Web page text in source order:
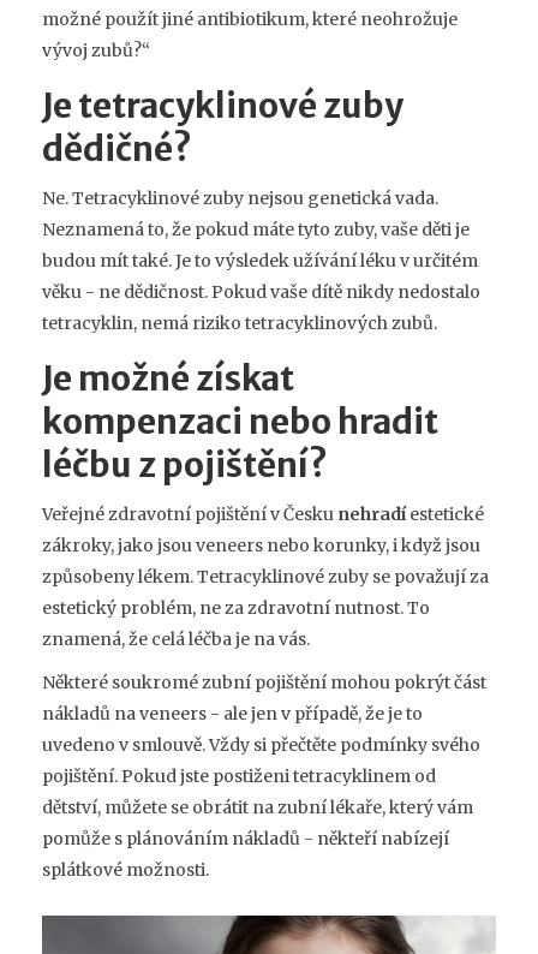
možné použít jiné antibiotikum, které neohrožuje
vývoj zubů?“
Je tetracyklinové zuby
dědičné?
Ne. Tetracyklinové zuby nejsou genetická vada.
Neznamená to, že pokud máte tyto zuby, vaše děti je
budou mít také. Je to výsledek užívání léku v určitém
věku - ne dědičnost. Pokud vaše dítě nikdy nedostalo
tetracyklin, nemá riziko tetracyklinových zubů.
Je možné získat
kompenzaci nebo hradit
léčbu z pojištění?
Veřejné zdravotní pojištění v Česku nehradíestetické
zákroky, jako jsou veneers nebo korunky, i když jsou
způsobeny lékem. Tetracyklinové zuby se považují za
estetický problém, ne za zdravotní nutnost. To
znamená, že celá léčba je na vás.
Některé soukromé zubní pojištění mohou pokrýt část
nákladů na veneers - ale jen v případě, že je to
uvedeno v smlouvě. Vždy si přečtěte podmínky svého
pojištění. Pokud jste postiženi tetracyklinem od
dětství, můžete se obrátit na zubní lékaře, který vám
pomůže s plánováním nákladů - někteří nabízejí
splátkové možnosti.